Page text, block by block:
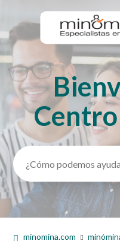
Búsqueda
minomina.com